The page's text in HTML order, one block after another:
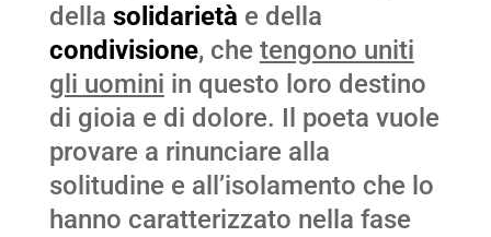
della solidarietà e della
condivisione, che tengono uniti
gli uomini in questo loro destino
di gioia e di dolore. Il poeta vuole
provare a rinunciare alla
solitudine e all’isolamento che lo
hanno caratterizzato nella fase